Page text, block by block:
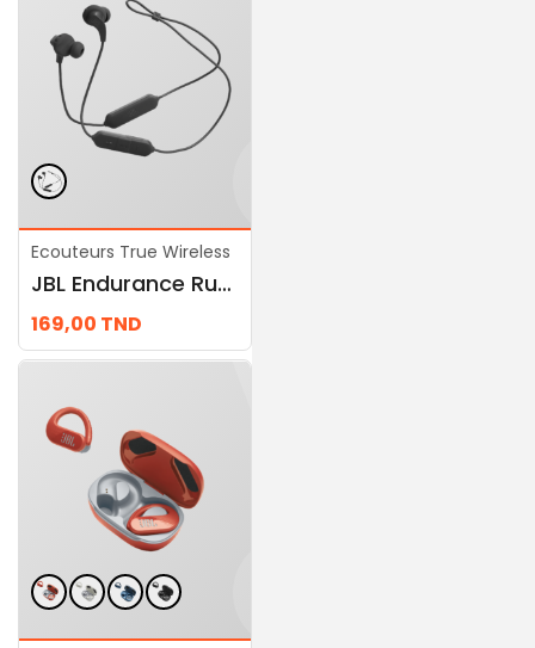
Ecouteurs True Wireless
JBL Endurance Run 2 Wireless
169,00 TND